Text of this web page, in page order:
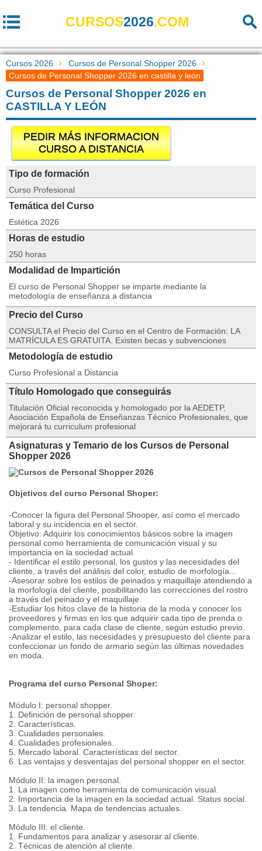
CURSOS2026.COM
Cursos 2026
Cursos de Personal Shopper 2026
Cursos de Personal Shopper 2026 en castilla y león
Cursos de Personal Shopper 2026 en
CASTILLA Y LEÓN
PEDIR MÁS INFORMACION
CURSO A DISTANCIA
Tipo de formación
Curso Profesional
Temática del Curso
Estética 2026
Horas de estudio
250 horas
Modalidad de Impartición
El curso de Personal Shopper se imparte mediante la
metodología de enseñanza a distancia
Precio del Curso
CONSULTA el Precio del Curso en el Centro de Formación: LA
MATRÍCULA ES GRATUITA. Existen becas y subvenciones
Metodología de estudio
Curso Profesional a Distancia
Título Homologado que conseguirás
Titulación Oficial reconocida y homologado por la AEDETP,
Asociación Española de Enseñanzas Técnico Profesionales, que
mejorará tu curriculum profesional
Asignaturas y Temario de los Cursos de Personal
Shopper 2026
Objetivos del curso Personal Shoper:
-Conocer la figura del Personal Shooper, así como el mercado
laboral y su incidencia en el sector.
Objetivo: Adquirir los conocimientos básicos sobre la imagen
personal como herramienta de comunicación visual y su
importancia en la sociedad actual.
- Identificar el estilo personal, los gustos y las necesidades del
cliente, a través del análisis del color, estudio de morfología...
-Asesorar sobre los estilos de peinados y maquillaje atendiendo a
la morfología del cliente, posibilitando las correcciones del rostro
a través del peinado y el maquillaje.
-Estudiar los hitos clave de la historia de la moda y conocer los
proveedores y firmas en los que adquirir cada tipo de prenda o
complemento, para cada clase de cliente, según estudio previo.
-Analizar el estilo, las necesidades y presupuesto del cliente para
confeccionar un fondo de armario según las últimas novedades
en moda.
Programa del curso Personal Shoper:
Módulo I: personal shopper.
1. Definición de personal shopper.
2. Características.
3. Cualidades personales.
4. Cualidades profesionales.
5. Mercado laboral. Características del sector.
6. Las ventajas y desventajas del personal shopper en el sector.
Módulo II: la imagen personal.
1. La imagen como herramienta de comunicación visual.
2. Importancia de la imagen en la sociedad actual. Status social.
3. La tendencia. Mapa de tendencias actuales.
Módulo III: el cliente.
1. Fundamentos para analizar y asesorar al cliente.
2. Técnicas de atención al cliente.